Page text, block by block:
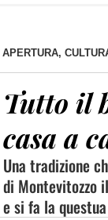
APERTURA,
Tutto il
casa a
Una tradizione
di Montevitozzo
e si fa la